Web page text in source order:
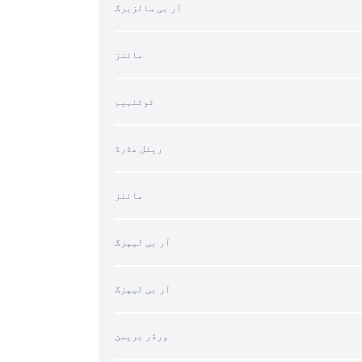
آر بی سالزبرگ
مائنز
ٹوٹنہیم
ریئل مڈرڈ
مائنز
آر بی لیپزگ
آر بی لیپزگ
ورڈر بریمن